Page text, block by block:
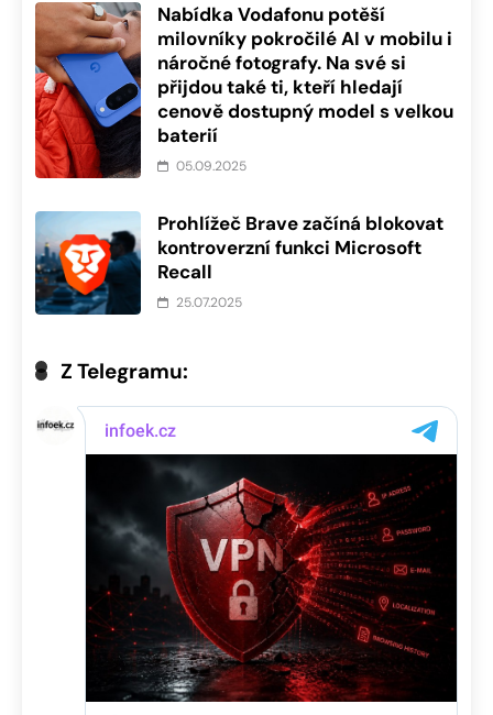
Nabídka Vodafonu potěší
milovníky pokročilé AI v mobilu i
náročné fotografy. Na své si
přijdou také ti, kteří hledají
cenově dostupný model s velkou
baterií
05.09.2025
Prohlížeč Brave začíná blokovat
kontroverzní funkci Microsoft
Recall
25.07.2025
Z Telegramu: